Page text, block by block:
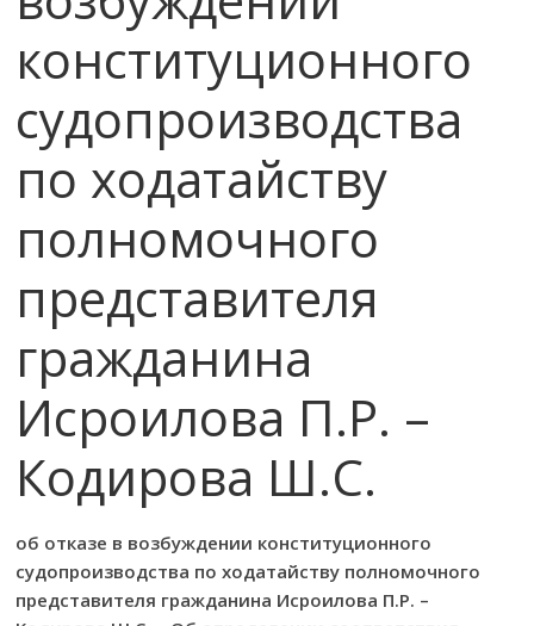
конституционного
судопроизводства
по ходатайству
полномочного
представителя
гражданина
Исроилова П.Р. –
Кодирова Ш.С.
об отказе в возбуждении конституционного
судопроиз­водства по ходатайству полномочного
представителя гражданина Исроилова П.Р. –